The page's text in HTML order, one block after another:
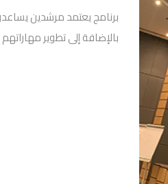
برنامج يعتمد مرشدين
بالإضافة إلى تطوير